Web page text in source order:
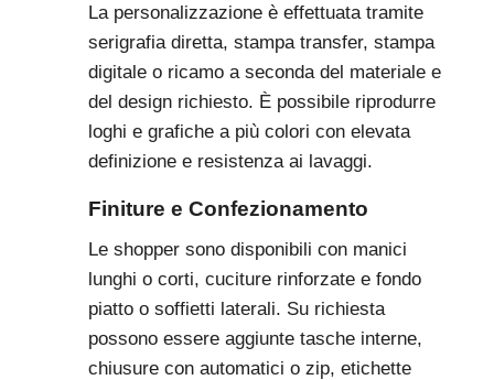
La personalizzazione è effettuata tramite
serigrafia diretta, stampa transfer, stampa
digitale o ricamo a seconda del materiale e
del design richiesto. È possibile riprodurre
loghi e grafiche a più colori con elevata
definizione e resistenza ai lavaggi.
Finiture e Confezionamento
Le shopper sono disponibili con manici
lunghi o corti, cuciture rinforzate e fondo
piatto o soffietti laterali. Su richiesta
possono essere aggiunte tasche interne,
chiusure con automatici o zip, etichette